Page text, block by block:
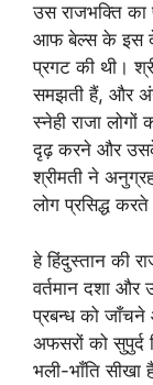
उस राजभक्ति का
आफ बेल्स के इस
प्रगट की थी।
समझती हैं, और
स्नेही राजा
दृढ़ करने और
श्रीमती ने
लोग प्रसिद्ध
हे हिंदुस्तान की
वर्तमान दशा
प्रबन्ध को
अफसरों को सुपुर्द
भली-भाँति सीखा